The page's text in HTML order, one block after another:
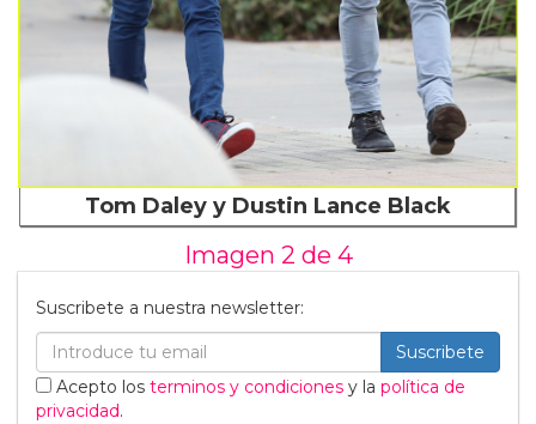
Tom Daley y Dustin Lance Black
Imagen 2 de 4
Suscribete a nuestra newsletter:
Suscribete
Acepto los terminos y condiciones y la política de
privacidad.